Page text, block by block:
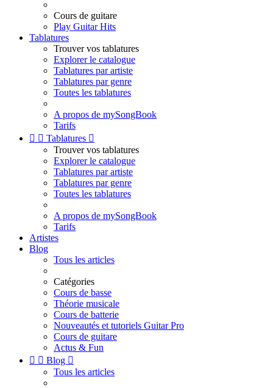
Cours de guitare
Play Guitar Hits
Tablatures
Trouver vos tablatures
Explorer le catalogue
Tablatures par artiste
Tablatures par genre
Toutes les tablatures
A propos de mySongBook
Tarifs
  Tablatures 
Trouver vos tablatures
Explorer le catalogue
Tablatures par artiste
Tablatures par genre
Toutes les tablatures
A propos de mySongBook
Tarifs
Artistes
Blog
Tous les articles
Catégories
Cours de basse
Théorie musicale
Cours de batterie
Nouveautés et tutoriels Guitar Pro
Cours de guitare
Actus & Fun
  Blog 
Tous les articles